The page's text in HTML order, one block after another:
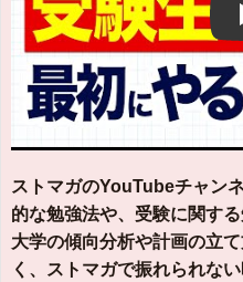
ストマガのYouTubeチャン
的な勉強法や、受験に関す
大学の傾向分析や計画の立
く、ストマガで振れられな